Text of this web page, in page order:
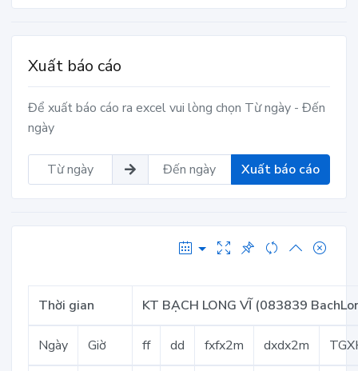
Xuất báo cáo
Để xuất báo cáo ra excel vui lòng chọn Từ ngày - Đến
ngày
Xuất báo cáo
Thời gian KT BẠCH LONG VĨ (083839
Ngày Giờ ff dd fxfx2m dxdx2m